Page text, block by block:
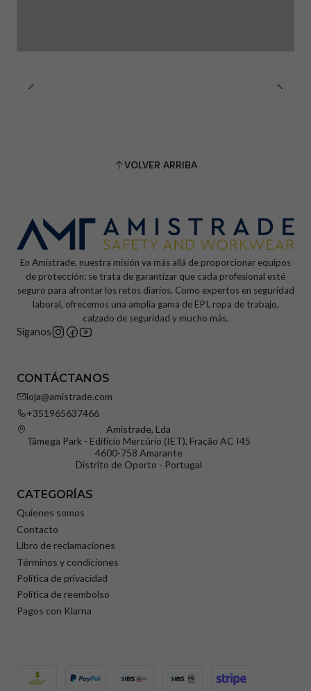
VOLVER ARRIBA
En Amistrade, nuestra misión va más allá de proporcionar equipos
de protección; se trata de garantizar que cada profesional esté
seguro para afrontar los retos diarios. Como expertos en seguridad
laboral, ofrecemos una amplia gama de EPI, ropa de trabajo,
calzado de seguridad y mucho más.
Síganos
CONTÁCTANOS
loja@amistrade.com
+351965637466
Amistrade, Lda
Tâmega Park - Edifício Mercúrio (IET), Fração AC I45
4600-758 Amarante
Distrito de Oporto - Portugal
CATEGORÍAS
Quienes somos
Contacto
Libro de reclamaciones
Términos y condiciones
Política de privacidad
Política de reembolso
Pagos con Klarna